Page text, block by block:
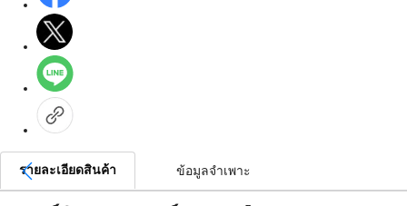
รายละเอียดสินค้า ข้อมูลจำเพาะ